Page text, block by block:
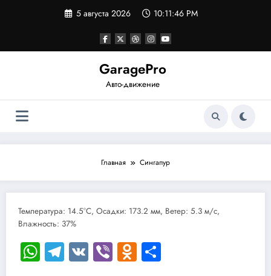
5 августа 2026 10:11:46 PM
GaragePro
Авто-движение
Главная Сингапур
Температура: 14.5°C, Осадки: 173.2 мм, Ветер: 5.3 м/с,
Влажность: 37%
WhatsApp
Telegram
VKViberOdnoklassniki